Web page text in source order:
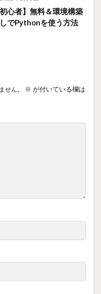
初心者】無料＆環境構築
でPythonを使う方法
せん。 ※ が付いている欄は